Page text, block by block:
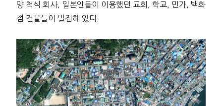
양 척식 회사, 일본인들이 이용했던 교회, 학교, 민가, 백화
점 건물들이 밀집해 있다.